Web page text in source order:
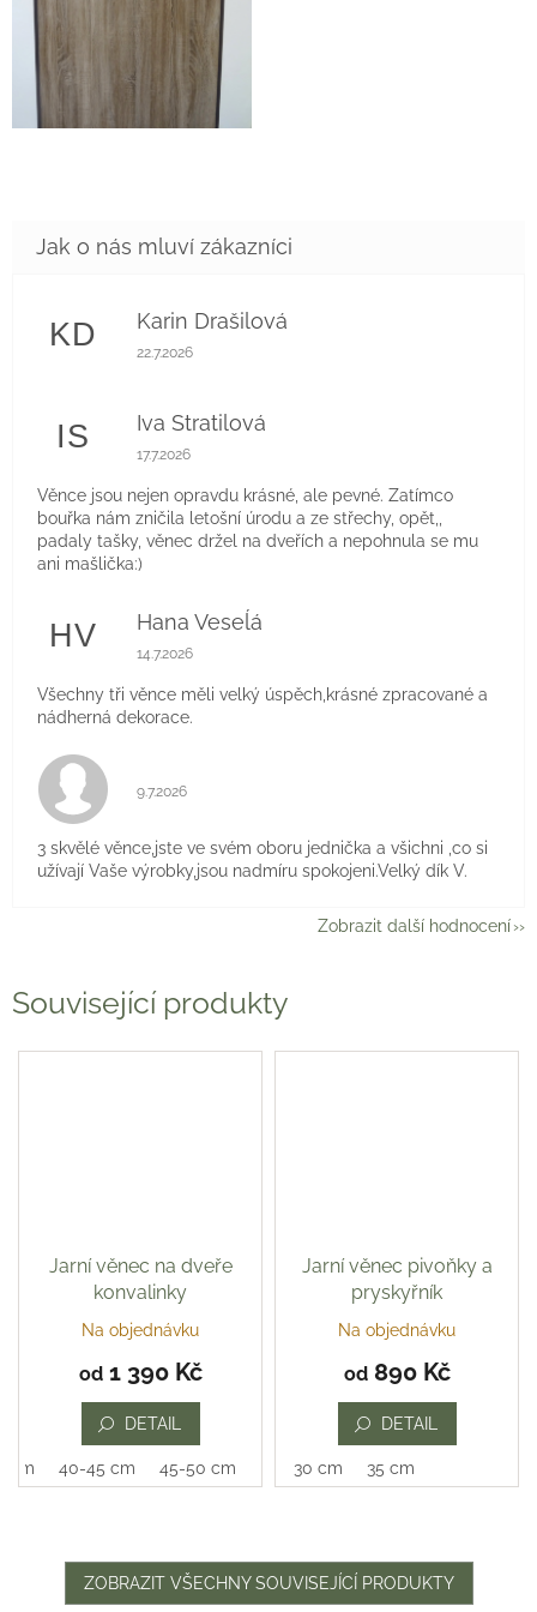
Související produkty
Jarní věnec na dveře
konvalinky
Průměrné
produktu
5
hvězdiček.
Na objednávku
od1 390 Kč
DETAIL
cm 40-45 cm 45-50 cm
Jarní věnec pivoňky a
pryskyřník
Na objednávku
od890 Kč
DETAIL
30 cm 35 cm
ZOBRAZIT VŠECHNY SOUVISEJÍCÍ PRODUKTY
KD Karin Drašilová
Hodnocení obchodu je 5 z 5 hvězdiček.
22.7.2026
IS Iva Stratilová
Hodnocení obchodu je 5 z 5 hvězdiček.
17.7.2026
Věnce jsou nejen opravdu krásné, ale pevné. Zatímco
bouřka nám zničila letošní úrodu a ze střechy, opět,,
padaly tašky, věnec držel na dveřích a nepohnula se mu
ani mašlička:)
HV Hana Veseĺá
Hodnocení obchodu je 5 z 5 hvězdiček.
14.7.2026
Všechny tři věnce měli velký úspěch,krásné zpracované a
nádherná dekorace.
Hodnocení obchodu je 5 z 5 hvězdiček.
9.7.2026
3 skvělé věnce,jste ve svém oboru jednička a všichni ,co si
užívají Vaše výrobky,jsou nadmíru spokojeni.Velký dík V.
Zobrazit další hodnocení